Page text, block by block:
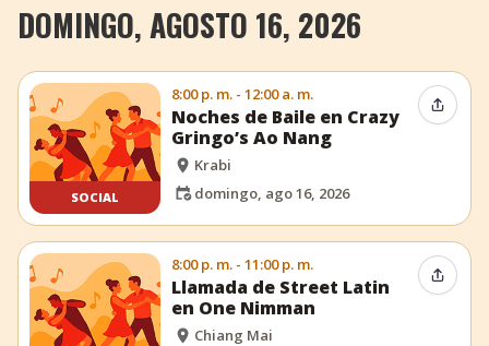
DOMINGO, AGOSTO 16, 2026
SOCIAL
8:00 p. m. - 12:00 a. m.
Noches de Baile en Crazy
Gringo’s Ao Nang
Krabi
domingo, ago 16, 2026
8:00 p. m. - 11:00 p. m.
Llamada de Street Latin
en One Nimman
Chiang Mai